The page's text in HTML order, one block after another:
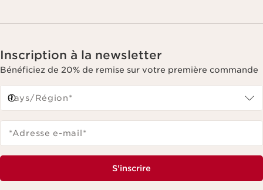
Inscription à la newsletter
Bénéficiez de 20% de remise sur votre première commande
Pays/Région*
*Adresse e-mail*
S'inscrire